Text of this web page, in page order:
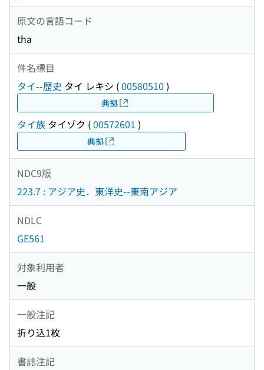
原文の言語コード
tha
件名標目
タイ--歴史 タイ レキシ (00580510 )
典拠
タイ族 タイゾク (00572601 )
典拠
NDC9版
223.7 : アジア史．東洋史--東南アジア
NDLC
GE561
対象利用者
一般
一般注記
折り込1枚
書誌注記